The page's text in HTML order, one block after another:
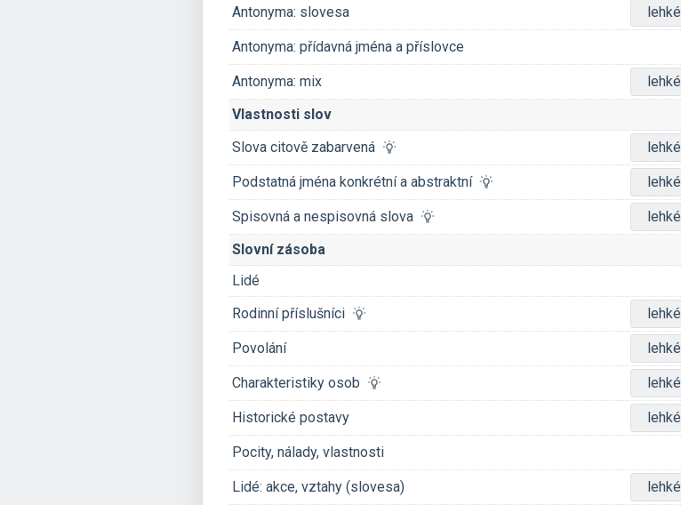
Antonyma: slovesa lehké
Antonyma: přídavná jména a příslovce
Antonyma: mix lehké
Vlastnosti slov
Slova citově zabarvená
lehké
Podstatná jména konkrétní a abstraktní lehké
Spisovná a nespisovná slova lehké
Slovní zásoba
Lidé
Rodinní příslušníci
lehké
Povolání lehké
Charakteristiky osob lehké
Historické postavy lehké
Pocity, nálady, vlastnosti
Lidé: akce, vztahy (slovesa) lehké